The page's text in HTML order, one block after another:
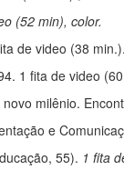
(52 min), color.
de video (38
1 fita de video
milênio.
e
55). 1 fita